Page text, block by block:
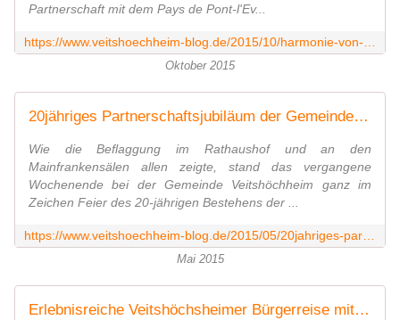
Partnerschaft mit dem Pays de Pont-l'Ev...
Oktober 2015
20jähriges Partnerschaftsjubiläum der Gemeinde Veitshöchheim mit dem französischen Pays de Pont-l´Evêque - 1. Akt: Empfang im Rathaus - Veitshöchheim News
Wie die Beflaggung im Rathaushof und an den
Mainfrankensälen allen zeigte, stand das vergangene
Wochenende bei der Gemeinde Veitshöchheim ganz im
Zeichen Feier des 20-jährigen Bestehens der ...
Mai 2015
Erlebnisreiche Veitshöchsheimer Bürgerreise mit der SMSV-Big Band 27 in die Normandie - Veitshöchheim News